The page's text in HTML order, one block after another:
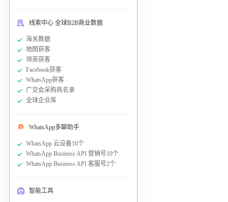
线索中心 全球B2B商业数据
海关数据
地图获客
领英获客
Facebook获客
WhatsApp获客
广交会采购商名录
全球企业库
WhatsApp多聊助手
WhatsApp 云设备10个
WhatsApp Business API 营销号10个
WhatsApp Business API 客服号2个
智能工具